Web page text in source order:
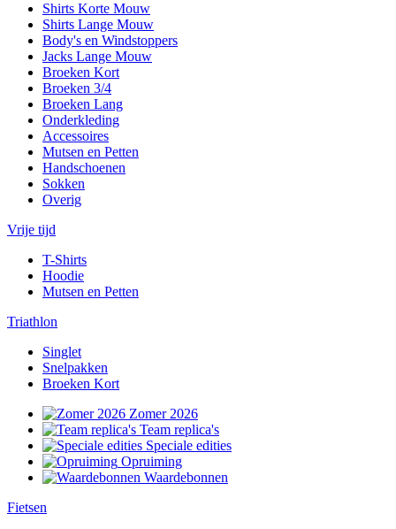
Shirts Korte Mouw
Shirts Lange Mouw
Body's en Windstoppers
Jacks Lange Mouw
Broeken Kort
Broeken 3/4
Broeken Lang
Onderkleding
Accessoires
Mutsen en Petten
Handschoenen
Sokken
Overig
Vrije tijd
T-Shirts
Hoodie
Mutsen en Petten
Triathlon
Singlet
Snelpakken
Broeken Kort
Zomer 2026
Team replica's
Speciale edities
Opruiming
Waardebonnen
Fietsen